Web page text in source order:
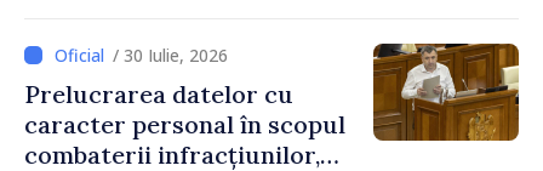
/ 30 Iulie, 2026
Prelucrarea datelor cu
caracter personal în scopul
combaterii infracțiunilor,